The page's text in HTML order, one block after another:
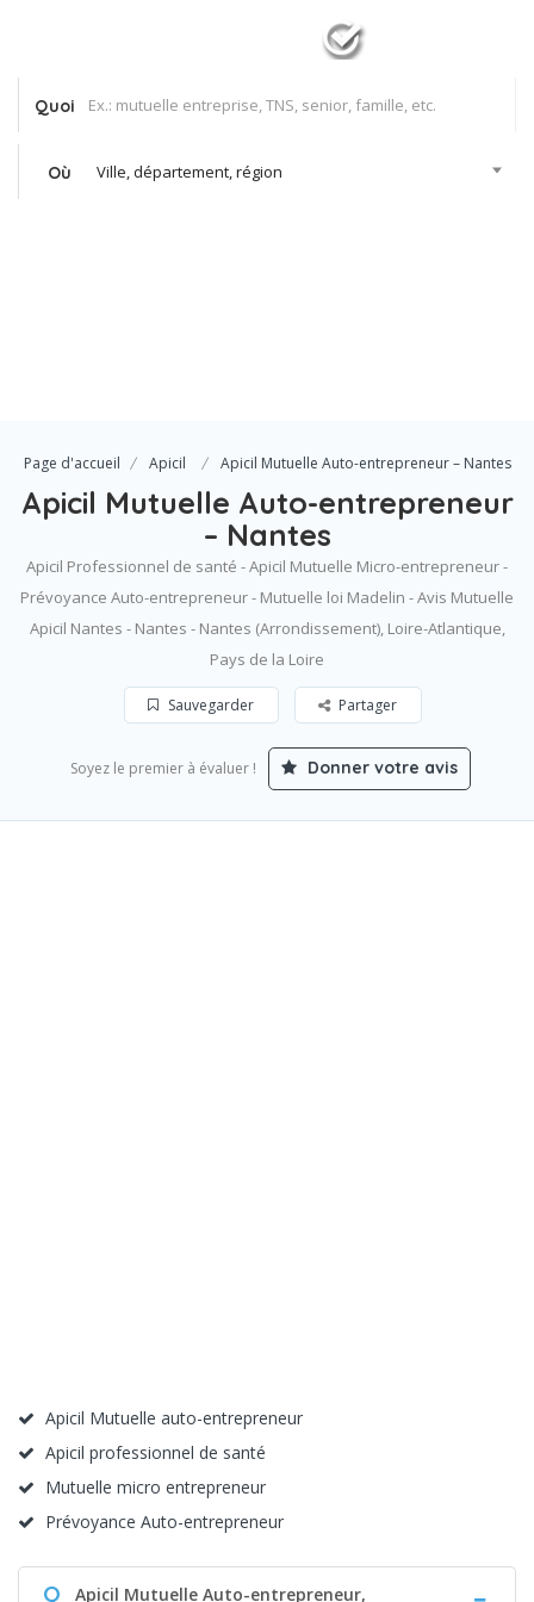
Quoi
Où Ville, département, région
Page d'accueil Apicil Apicil Mutuelle Auto-entrepreneur – Nantes
Apicil Mutuelle Auto-entrepreneur
– Nantes
Apicil Professionnel de santé - Apicil Mutuelle Micro-entrepreneur -
Prévoyance Auto-entrepreneur - Mutuelle loi Madelin - Avis Mutuelle
Apicil Nantes - Nantes - Nantes (Arrondissement), Loire-Atlantique,
Pays de la Loire
Sauvegarder Partager
Soyez le premier à évaluer ! Donner votre avis
Apicil Mutuelle auto-entrepreneur
Apicil professionnel de santé
Mutuelle micro entrepreneur
Prévoyance Auto-entrepreneur
Q Apicil Mutuelle Auto-entrepreneur,